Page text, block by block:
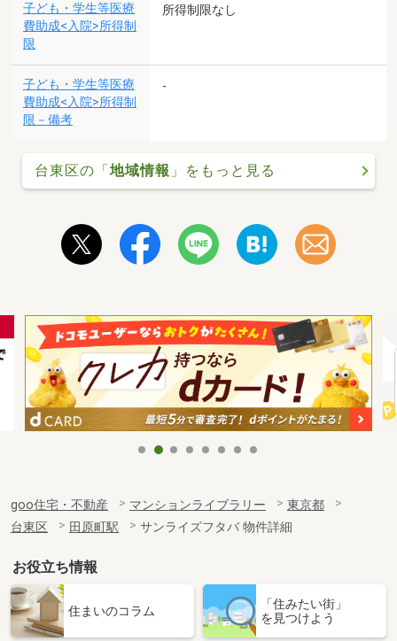
子ども・学生等医療
費助成<入院>所得制
限
所得制限なし
子ども・学生等医療
費助成<入院>所得制
限－備考
-
台東区の「地域情報 」をもっと見る
goo住宅・不動産 マンションライブラリー
東京都
台東区
田原町駅 サンライズフタバ 物件詳細
お役立ち情報
住まいのコラム
「住みたい街」
を見つけよう